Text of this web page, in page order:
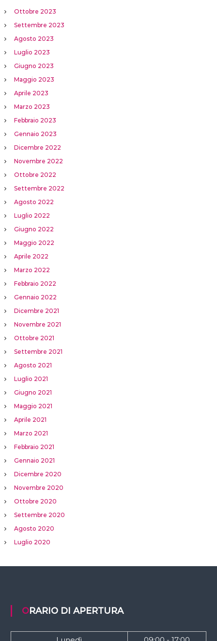
Ottobre 2023
Settembre 2023
Agosto 2023
Luglio 2023
Giugno 2023
Maggio 2023
Aprile 2023
Marzo 2023
Febbraio 2023
Gennaio 2023
Dicembre 2022
Novembre 2022
Ottobre 2022
Settembre 2022
Agosto 2022
Luglio 2022
Giugno 2022
Maggio 2022
Aprile 2022
Marzo 2022
Febbraio 2022
Gennaio 2022
Dicembre 2021
Novembre 2021
Ottobre 2021
Settembre 2021
Agosto 2021
Luglio 2021
Giugno 2021
Maggio 2021
Aprile 2021
Marzo 2021
Febbraio 2021
Gennaio 2021
Dicembre 2020
Novembre 2020
Ottobre 2020
Settembre 2020
Agosto 2020
Luglio 2020
ORARIO DI APERTURA